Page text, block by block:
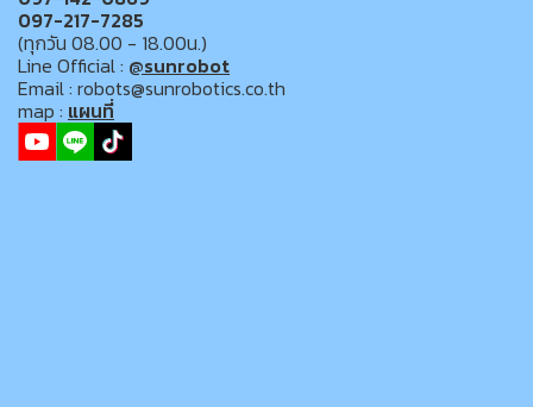
097-217-7285
(ทุกวัน 08.00 - 18.00น.)
Line Official : @sunrobot
Email : robots@sunrobotics.co.th
map : แผนที่